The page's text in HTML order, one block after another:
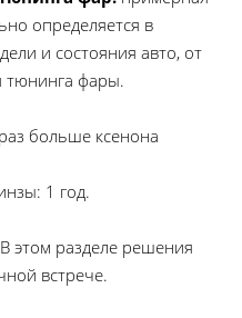
определяется в
и состояния авто, от
тюнинга фары.
больше ксенона
1 год.
этом разделе решения
встрече.